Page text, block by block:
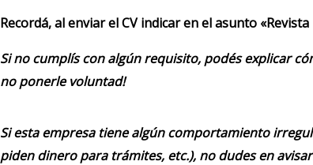
Recordá, al enviar el CV indicar en el asunto
Si no cumplís con algún requisito, podés explicar
no ponerle voluntad!
Si esta empresa tiene algún comportamiento
piden dinero para trámites, etc.), no dudes en